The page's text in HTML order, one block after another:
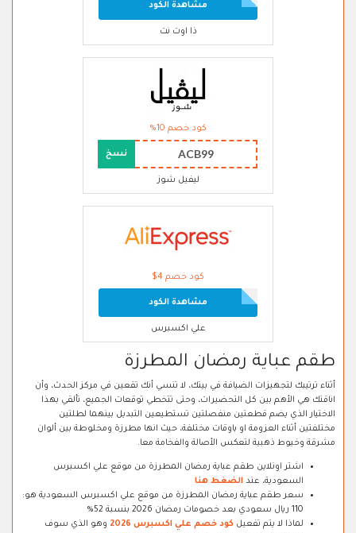
مشاهدة الكود
ذا اوت نت
كود خصم 10%
ACB99 نسخ
ليفيل شوز
كود خصم 4$
مشاهدة الكود
علي اكسبرس
طقم عباية رمضان المطرزة
أثناء ترتيبك لتجهيزات الضيافة في بيتك، لا تنسي أنك تقعين في مركز الحدث، وأن
اناقتك هي الأهم بين كل التحضيرات، وحتى تتخطي توقعات الجميع، تألقي بهذا
الاختيار الذي يضم قطعتين منفصلتين تستطيعين التبديل بينهما لطلتين
مختلفتين أثناء العزومة او باوقات مختلفة، حيث انها مطرزة ومخلوطة بين ألوان
مشرقة وخيوط ذهبية لتعكس الأصالة والفخامة معا.
اشتر اونلاين طقم عباية رمضان المطرزة من موقع علي اكسبرس
السعودية، عند الضغط هنا
سعر طقم عباية رمضان المطرزة من موقع علي اكسبرس السعودية هو:
110 ريال سعودي بعد خصومات رمضان 2026 بنسبة 52%
لماذا لا يتم تفعيل كود خصم علي اكسبرس 2026
وهو الذي سوف